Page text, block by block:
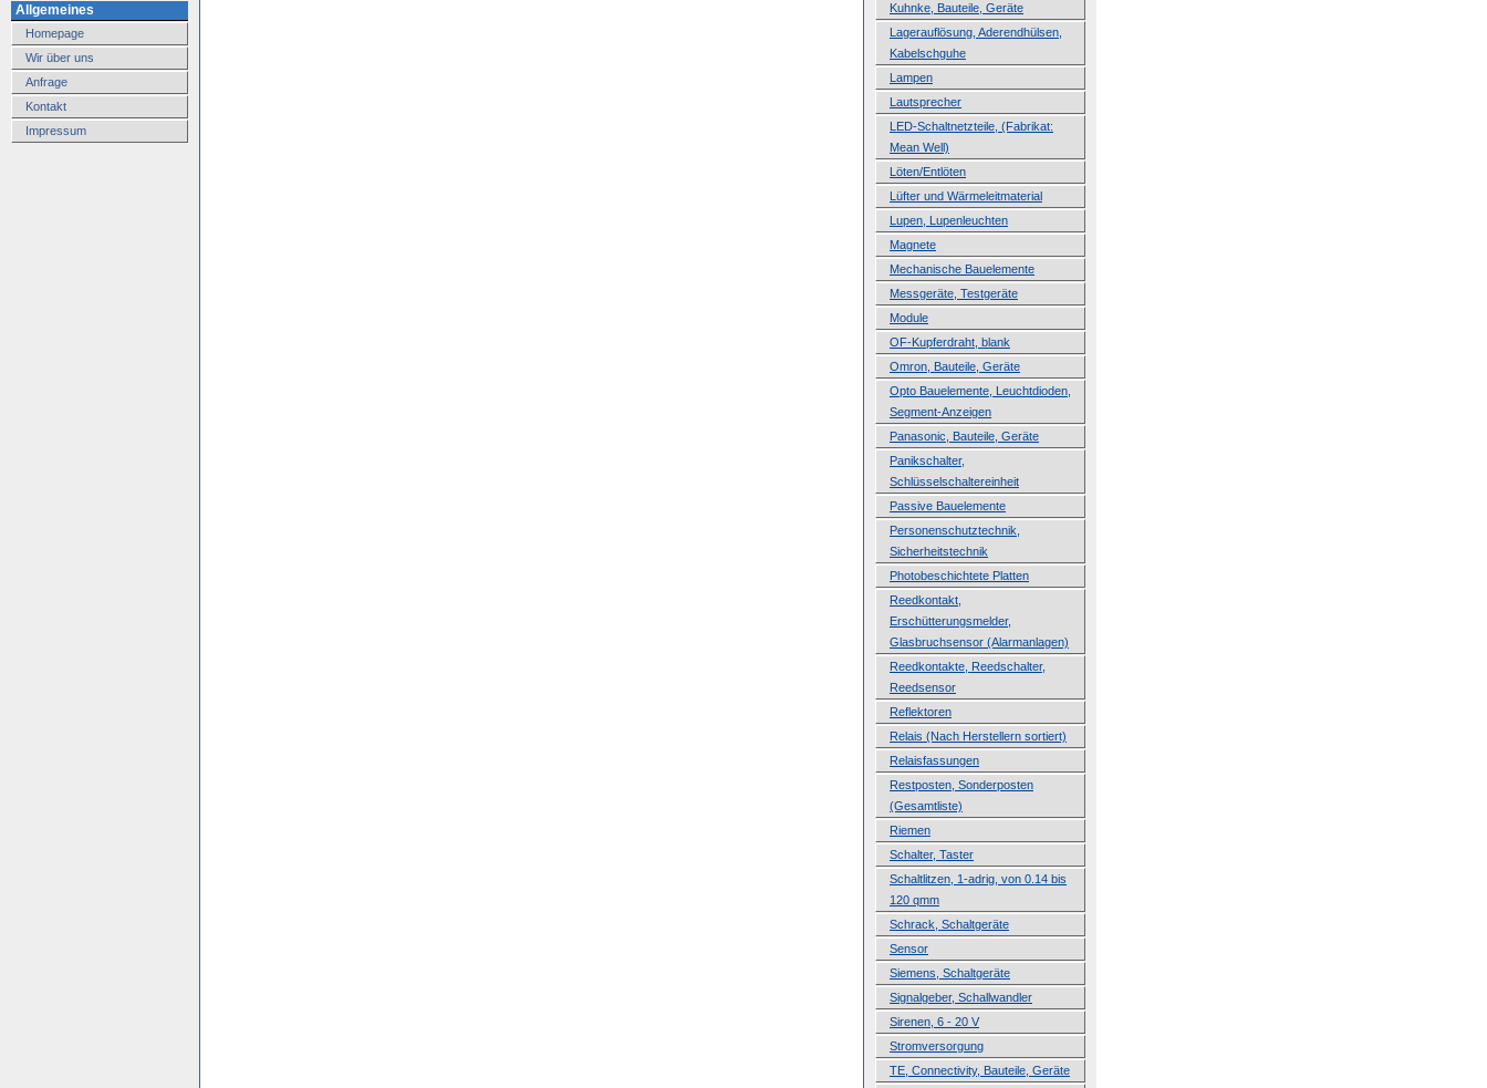
Allgemeines
Homepage
Wir über uns
Anfrage
Kontakt
Impressum
Kuhnke, Bauteile, Geräte
Lagerauflösung, Aderendhülsen,
Kabelschguhe
Lampen
Lautsprecher
LED-Schaltnetzteile, (Fabrikat:
Mean Well)
Löten/Entlöten
Lüfter und Wärmeleitmaterial
Lupen, Lupenleuchten
Magnete
Mechanische Bauelemente
Messgeräte, Testgeräte
Module
OF-Kupferdraht, blank
Omron, Bauteile, Geräte
Opto Bauelemente, Leuchtdioden,
Segment-Anzeigen
Panasonic, Bauteile, Geräte
Panikschalter,
Schlüsselschaltereinheit
Passive Bauelemente
Personenschutztechnik,
Sicherheitstechnik
Photobeschichtete Platten
Reedkontakt,
Erschütterungsmelder,
Glasbruchsensor (Alarmanlagen)
Reedkontakte, Reedschalter,
Reedsensor
Reflektoren
Relais (Nach Herstellern sortiert)
Relaisfassungen
Restposten, Sonderposten
(Gesamtliste)
Riemen
Schalter, Taster
Schaltlitzen, 1-adrig, von 0.14 bis
120 qmm
Schrack, Schaltgeräte
Sensor
Siemens, Schaltgeräte
Signalgeber, Schallwandler
Sirenen, 6 - 20 V
Stromversorgung
TE, Connectivity, Bauteile, Geräte